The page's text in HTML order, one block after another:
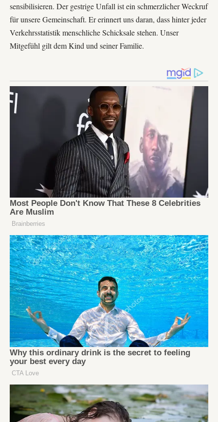
sensibilisieren. Der gestrige Unfall ist ein schmerzlicher Weckruf
für unsere Gemeinschaft. Er erinnert uns daran, dass hinter jeder
Verkehrsstatistik menschliche Schicksale stehen. Unser
Mitgefühl gilt dem Kind und seiner Familie.